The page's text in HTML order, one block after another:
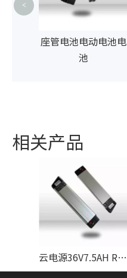
座管电池电动电池电
池
<
相关产品
云电源36V7.5AH RAPIER类型锂电池电池制造商带有USB EN50604